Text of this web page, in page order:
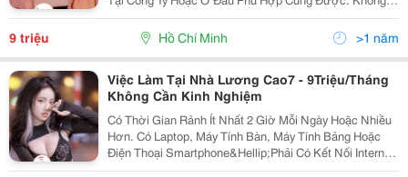
Cần Kinh Nghiệm, Công Ty Hướng Dẫn Trực Tiếp Khi
Nhận Việc. Công Việc Ổn Định Và Có Thể Làm Bao
9 triệu Hồ Chí Minh >1 năm
Việc Làm Tại Nhà Lương Cao7 - 9Triệu/Tháng
Không Cần Kinh Nghiệm
Có Thời Gian Rảnh Ít Nhất 2 Giờ Mỗi Ngày Hoặc Nhiều
Hơn. Có Laptop, Máy Tính Bàn, Máy Tính Bảng Hoặc
Điện Thoại Smartphone&Hellip;Phải Có Kết Nối Internet
3G, 4G Hoặc Wifi. Số Lượng: 12 Nhân Viên. Trình Độ: